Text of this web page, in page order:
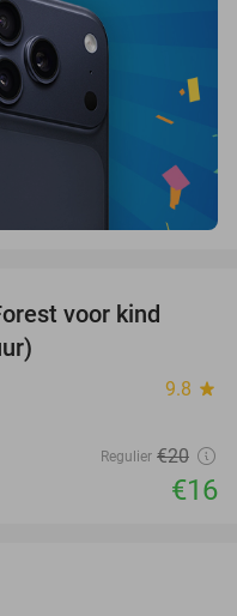
voor kind
9.8 star
Regulier €20
€16